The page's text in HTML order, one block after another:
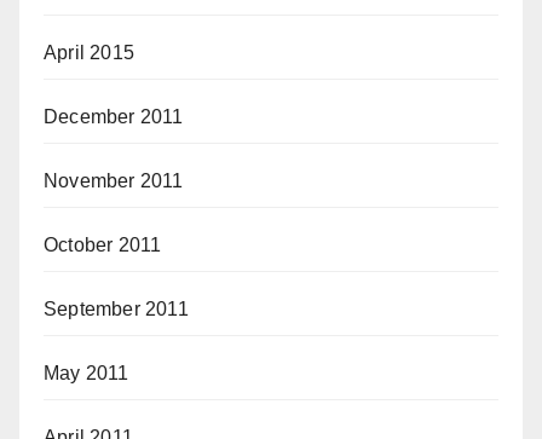
April 2015
December 2011
November 2011
October 2011
September 2011
May 2011